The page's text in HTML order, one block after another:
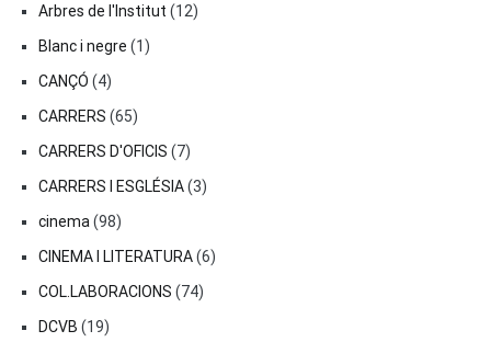
Arbres de l'Institut (12)
Blanc i negre (1)
CANÇÓ (4)
CARRERS (65)
CARRERS D'OFICIS (7)
CARRERS I ESGLÉSIA(3)
cinema (98)
CINEMA I LITERATURA(6)
COL.LABORACIONS (74)
DCVB (19)